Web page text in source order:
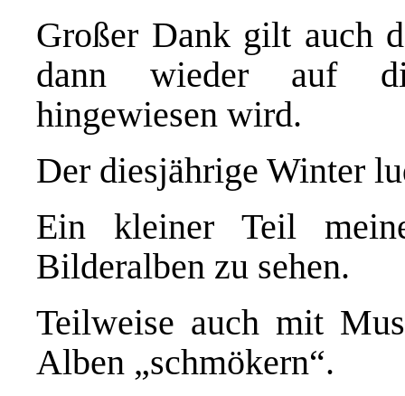
Großer Dank gilt auch
dann wieder auf
hingewiesen wird.
Der diesjährige Winter
Ein kleiner Teil
Bilderalben zu sehen.
Teilweise auch mit
Alben „schmökern“.